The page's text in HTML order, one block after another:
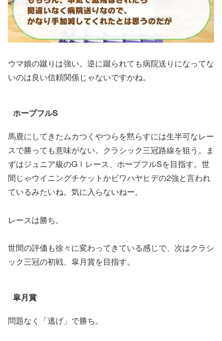
ウマ娘の蹴りは強い。逆に蹴られても病院送りになってな
いのは良い信頼関係じゃないですかね。
ホープフルS
馬鹿にしてきたムカつくやつらを黙らすには生半可なレー
スで勝っても意味がない。クラシック三冠路線を狙う。ま
ずはジュニア級のGⅠレース、ホープフルSを目指す。世
間じゃウイニングチケットかビワハヤヒデの2強と言われ
ているみたいね。気に入らないねー。
レースは勝ち。
世間の評価も徐々に変わってきている感じで、次はクラシ
ック三冠の初戦、皐月賞を目指す。
皐月賞
問題なく「逃げ」で勝ち。